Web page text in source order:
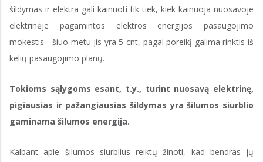
šildymas ir elektra gali kainuoti tik tiek, kiek kainuoja nuosavoje
elektrinėje pagamintos elektros energijos pasaugojimo
mokestis - šiuo metu jis yra 5 cnt, pagal poreikį galima rinktis iš
kelių pasaugojimo planų.
Tokioms sąlygoms esant, t.y., turint nuosavą elektrinę,
pigiausias ir pažangiausias šildymas yra šilumos siurblio
gaminama šilumos energija.
Kalbant apie šilumos siurblius reiktų žinoti, kad bendras jų